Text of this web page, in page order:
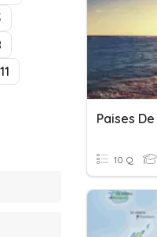
Paises
10 Q